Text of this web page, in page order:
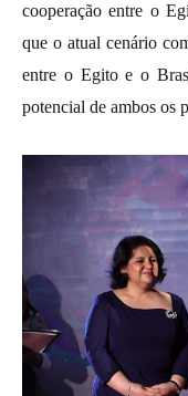
cooperação entre o
que o atual cenário
entre o Egito e o
potencial de ambos os